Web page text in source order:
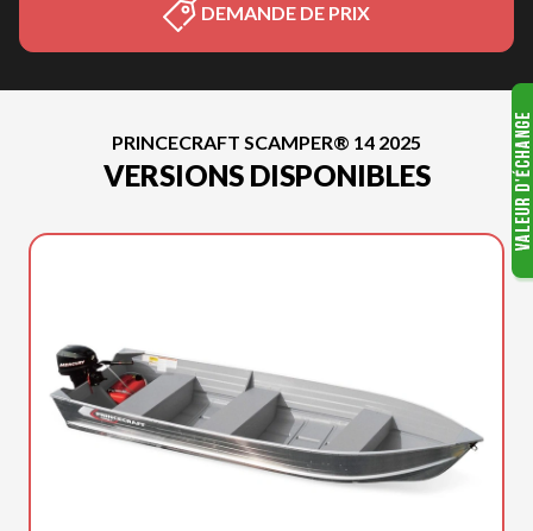
DEMANDE DE PRIX
PRINCECRAFT SCAMPER® 14 2025
VERSIONS DISPONIBLES